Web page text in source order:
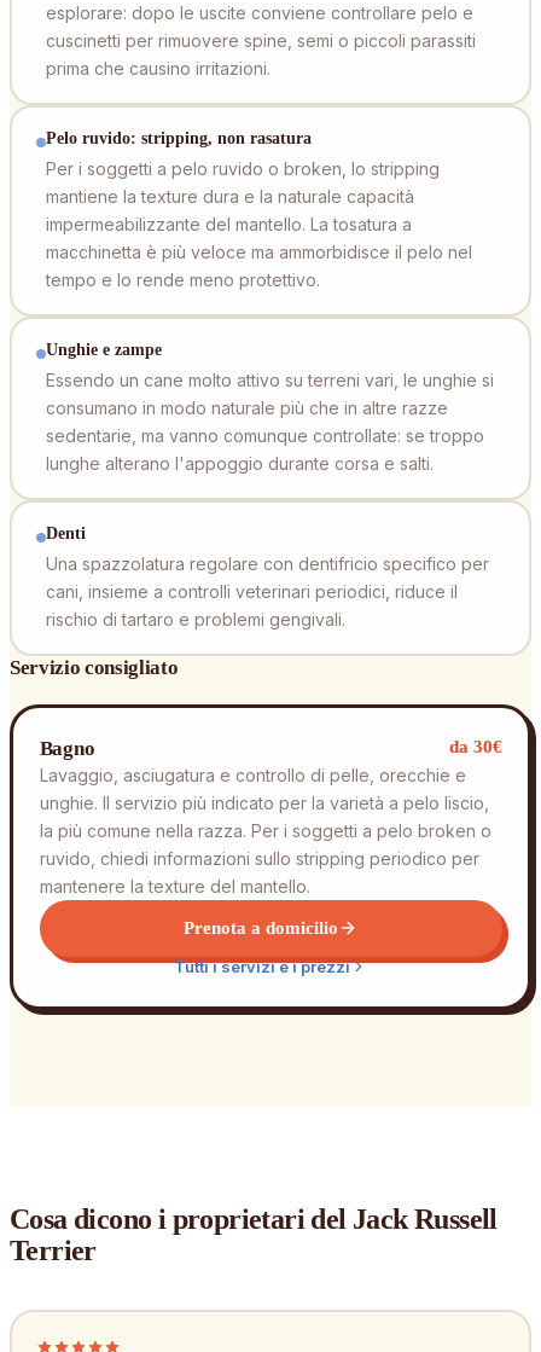
esplorare: dopo le uscite conviene controllare pelo e
cuscinetti per rimuovere spine, semi o piccoli parassiti
prima che causino irritazioni.
Pelo ruvido: stripping, non rasatura
Per i soggetti a pelo ruvido o broken, lo stripping
mantiene la texture dura e la naturale capacità
impermeabilizzante del mantello. La tosatura a
macchinetta è più veloce ma ammorbidisce il pelo nel
tempo e lo rende meno protettivo.
Unghie e zampe
Essendo un cane molto attivo su terreni vari, le unghie si
consumano in modo naturale più che in altre razze
sedentarie, ma vanno comunque controllate: se troppo
lunghe alterano l'appoggio durante corsa e salti.
Denti
Una spazzolatura regolare con dentifricio specifico per
cani, insieme a controlli veterinari periodici, riduce il
rischio di tartaro e problemi gengivali.
Servizio consigliato
Bagno da 30€
Lavaggio, asciugatura e controllo di pelle, orecchie e
unghie. Il servizio più indicato per la varietà a pelo liscio,
la più comune nella razza. Per i soggetti a pelo broken o
ruvido, chiedi informazioni sullo stripping periodico per
mantenere la texture del mantello.
Prenota a domicilio
Tutti i servizi e i prezzi
Cosa dicono i proprietari del Jack Russell
Terrier